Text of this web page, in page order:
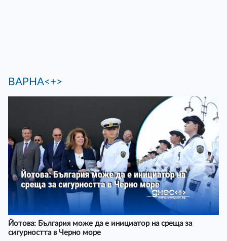
ВАРНА<+>
Йотова: България може да е инициатор на среща за
сигурността в Черно море